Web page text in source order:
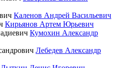
Каленов Андрей Васильевич
Кирьянов Артем Юрьевич
Кумохин Александр
Лебедев Александр